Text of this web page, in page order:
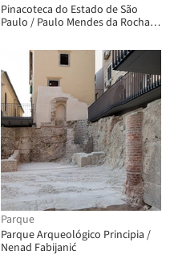
Pinacoteca do Estado de São
Paulo / Paulo Mendes da Rocha +
Ricoy Torres
Parque
Parque Arqueológico Principia /
Nenad Fabijanić